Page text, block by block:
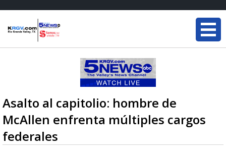
Asalto al capitolio: hombre de
McAllen enfrenta múltiples cargos
federales